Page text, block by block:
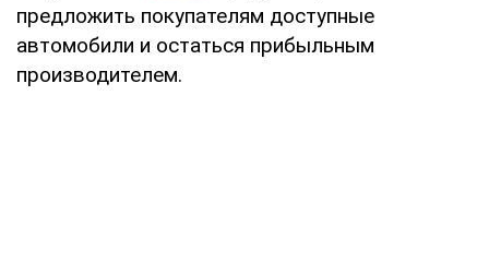
предложить покупателям доступные
автомобили и остаться прибыльным
производителем.